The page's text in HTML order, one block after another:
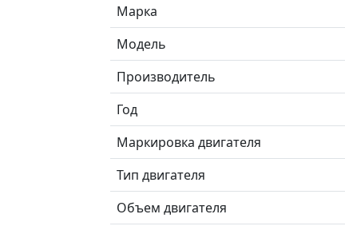
Марка
Модель
Производитель
Год
Маркировка двигателя
Тип двигателя
Объем двигателя